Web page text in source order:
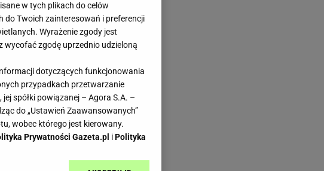
robi
w tych plikach do celów
Twoich zainteresowań i preferencji
Wyrażenie zgody jest
wycofać zgodę uprzednio udzieloną
dotyczących funkcjonowania
przypadkach przetwarzanie
spółki powiązanej – Agora S.A. –
do „Ustawień Zaawansowanych”
wobec którego jest kierowany.
Prywatności Gazeta.pl iPolityka